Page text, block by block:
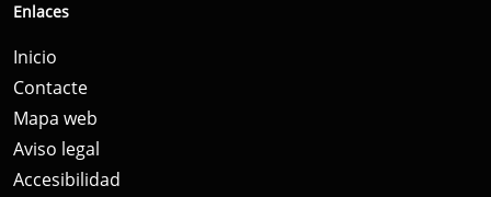
Enlaces
Inicio
Contacte
Mapa web
Aviso legal
Accesibilidad